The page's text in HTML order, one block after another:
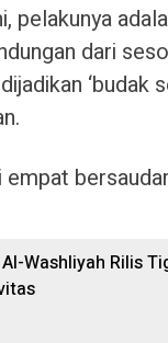
dari
‘budak
Washliyah Rilis